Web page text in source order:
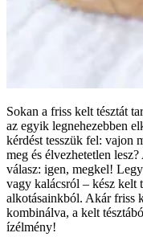
Sokan a friss kelt tésztát
az egyik legnehezebben
kérdést tesszük fel: vajon
meg és élvezhetetlen
válasz: igen, megkel!
vagy kalácsról – kész kelt
alkotásainkból. Akár friss
kombinálva, a kelt
ízélmény!